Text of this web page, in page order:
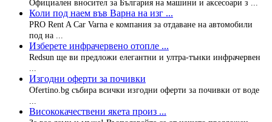
Официален вносител за България на машини и аксесоари з ...
Коли под наем във Варна на изг ...
PRO Rent A Car Varna е компания за отдаване на автомобили
под на ...
Изберете инфрачервено отопле ...
Redsun ще ви предложи елегантни и ултра-тънки инфрачервен
Изгодни оферти за почивки
Ofertino.bg събира всички изгодни оферти за почивки от воде
Висококачествени якета произ ...